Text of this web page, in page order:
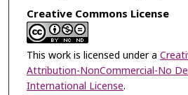
Creative Commons License
This work is licensed under a
Attribution-NonCommercial-No
International License.